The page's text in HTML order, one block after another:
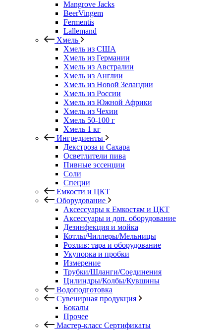
Mangrove Jacks
BeerVingem
Fermentis
Lallemand
Хмель
Хмель из США
Хмель из Германии
Хмель из Австралии
Хмель из Англии
Хмель из Новой Зеландии
Хмель из России
Хмель из Южной Африки
Хмель из Чехии
Хмель 50-100 г
Хмель 1 кг
Ингредиенты
Декстроза и Сахара
Осветлители пива
Пивные эссенции
Соли
Специи
Емкости и ЦКТ
Оборудование
Аксессуары к Емкостям и ЦКТ
Аксессуары и доп. оборудование
Дезинфекция и мойка
Котлы/Чиллеры/Мельницы
Розлив: тара и оборудование
Укупорка и пробки
Измерение
Трубки/Шланги/Соединения
Цилиндры/Колбы/Кувшины
Водоподготовка
Сувенирная продукция
Бокалы
Прочее
Мастер-класс Сертификаты